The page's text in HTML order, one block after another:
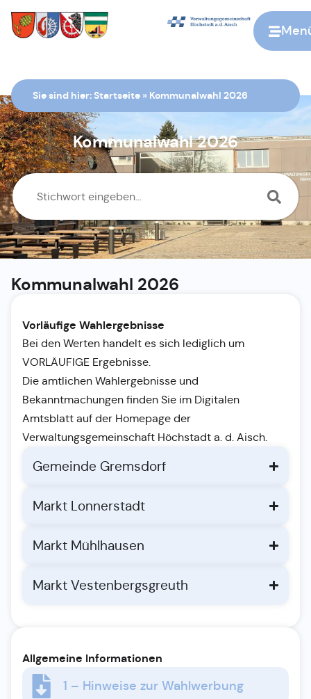
Sie sind hier:Startseite » Kommunalwahl 2026
Kommunalwahl 2026
Kommunalwahl 2026
Vorläufige Wahlergebnisse
Bei den Werten handelt es sich lediglich um
VORLÄUFIGE Ergebnisse.
Die amtlichen Wahlergebnisse und
Bekanntmachungen finden Sie im Digitalen
Amtsblatt auf der Homepage der
Verwaltungsgemeinschaft Höchstadt a. d. Aisch.
Gemeinde Gremsdorf
Markt Lonnerstadt
Markt Mühlhausen
Markt Vestenbergsgreuth
Allgemeine Informationen
1 – Hinweise zur Wahlwerbung